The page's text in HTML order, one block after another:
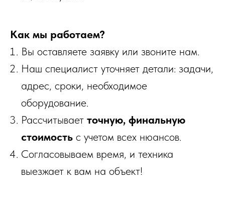
Как мы работаем?
Вы оставляете заявку или звоните нам.
Наш специалист уточняет детали: задачи,
адрес, сроки, необходимое
оборудование.
Рассчитывает точную, финальную
стоимость с учетом всех нюансов.
Согласовываем время, и техника
выезжает к вам на объект!